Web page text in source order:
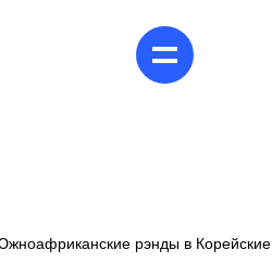
рэнды в